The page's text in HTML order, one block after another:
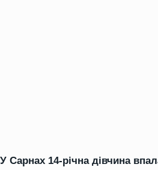
У Сарнах 14-річна дівчина